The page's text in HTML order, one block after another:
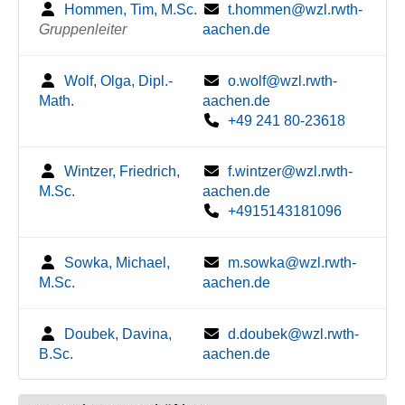
Hommen, Tim, M.Sc.
Gruppenleiter
t.hommen@wzl.rwth-
aachen.de
Wolf, Olga, Dipl.-
Math.
o.wolf@wzl.rwth-
aachen.de
+49 241 80-23618
Wintzer, Friedrich,
M.Sc.
f.wintzer@wzl.rwth-
aachen.de
+4915143181096
Sowka, Michael,
M.Sc.
m.sowka@wzl.rwth-
aachen.de
Doubek, Davina,
B.Sc.
d.doubek@wzl.rwth-
aachen.de